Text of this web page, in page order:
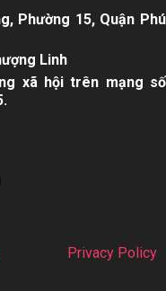
Phường 15, Quận Phú
Linh
xã hội trên mạng số
Privacy Policy